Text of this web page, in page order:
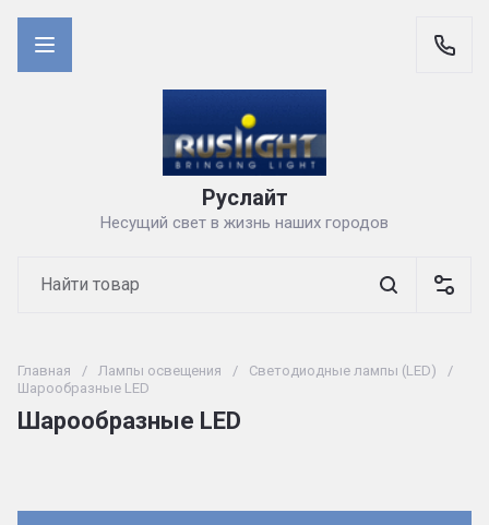
Руслайт
Несущий свет в жизнь наших городов
Главная / Лампы освещения / Светодиодные лампы (LED)
/
Шарообразные LED
Шарообразные LED